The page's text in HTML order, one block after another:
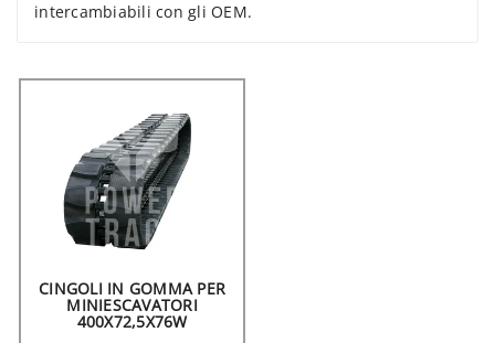
intercambiabili con gli OEM.
CINGOLI IN GOMMA PER
MINIESCAVATORI
400X72,5X76W